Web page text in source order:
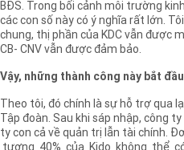
BĐS. Trong bối cảnh môi trường
các con số này có ý nghĩa rất lớn.
chung, thị phần của KDC vẫn được
CB- CNV vẫn được đảm bảo.
Vậy, những thành công này bắt
Theo tôi, đó chính là sự hỗ trợ qua
Tập đoàn. Sau khi sáp nhập, công
ty con cả về quản trị lẫn tài chính.